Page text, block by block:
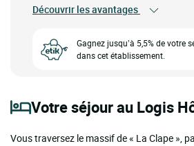
Découvrir les avantages
Gagnez jusqu’à 5,5% de votre
dans cet établissement.
Votre séjour au Logis
Vous traversez le massif de « La Clape »,